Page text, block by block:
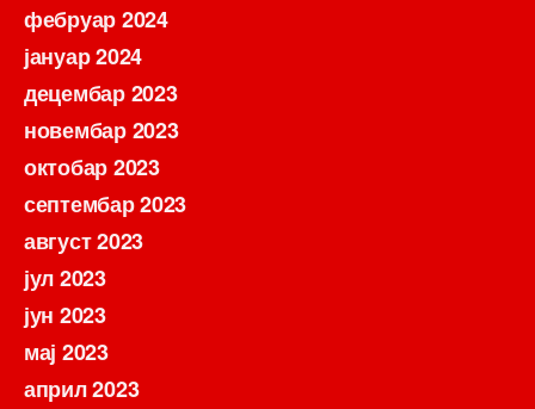
фебруар 2024
јануар 2024
децембар 2023
новембар 2023
октобар 2023
септембар 2023
август 2023
јул 2023
јун 2023
мај 2023
април 2023